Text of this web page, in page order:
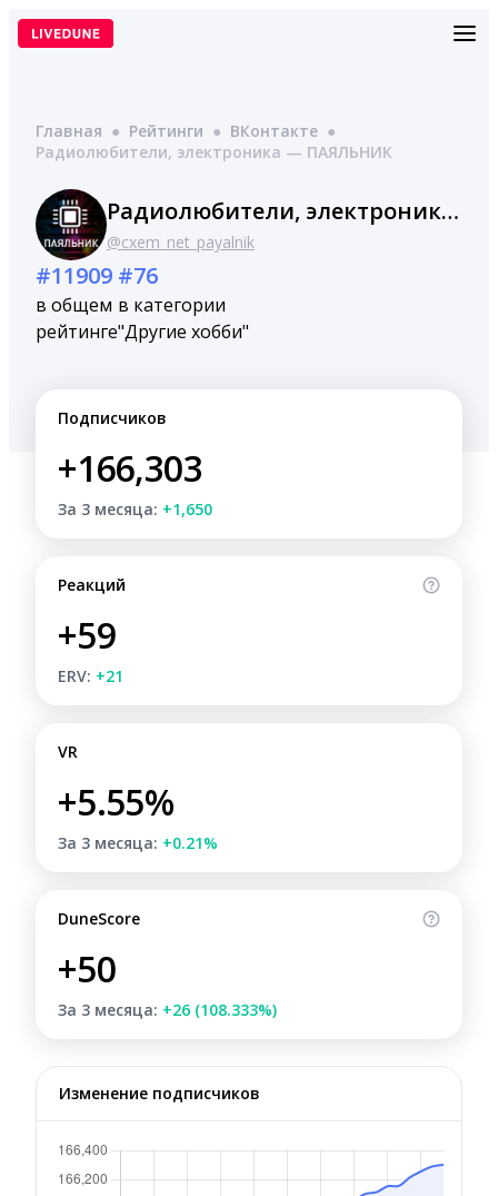
Перейти
Главная ● Рейтинги ● ВКонтакте ●
Радиолюбители, электроника — ПАЯЛЬНИК
Радиолюбители, электроника — ПАЯЛЬНИК
@cxem_net_payalnik
#11909
в общем
рейтинге
#76
в категории
"Другие хобби"
Подписчиков
+166,303
За 3 месяца: +1,650
Реакций
+59
ERV: +21
VR
+5.55%
За 3 месяца: +0.21%
DuneScore
+50
За 3 месяца: +26 (108.333%)
Изменение подписчиков